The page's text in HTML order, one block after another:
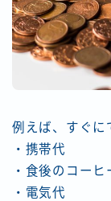
例えば、すぐに
・携帯代
・食後のコーヒ
・電気代